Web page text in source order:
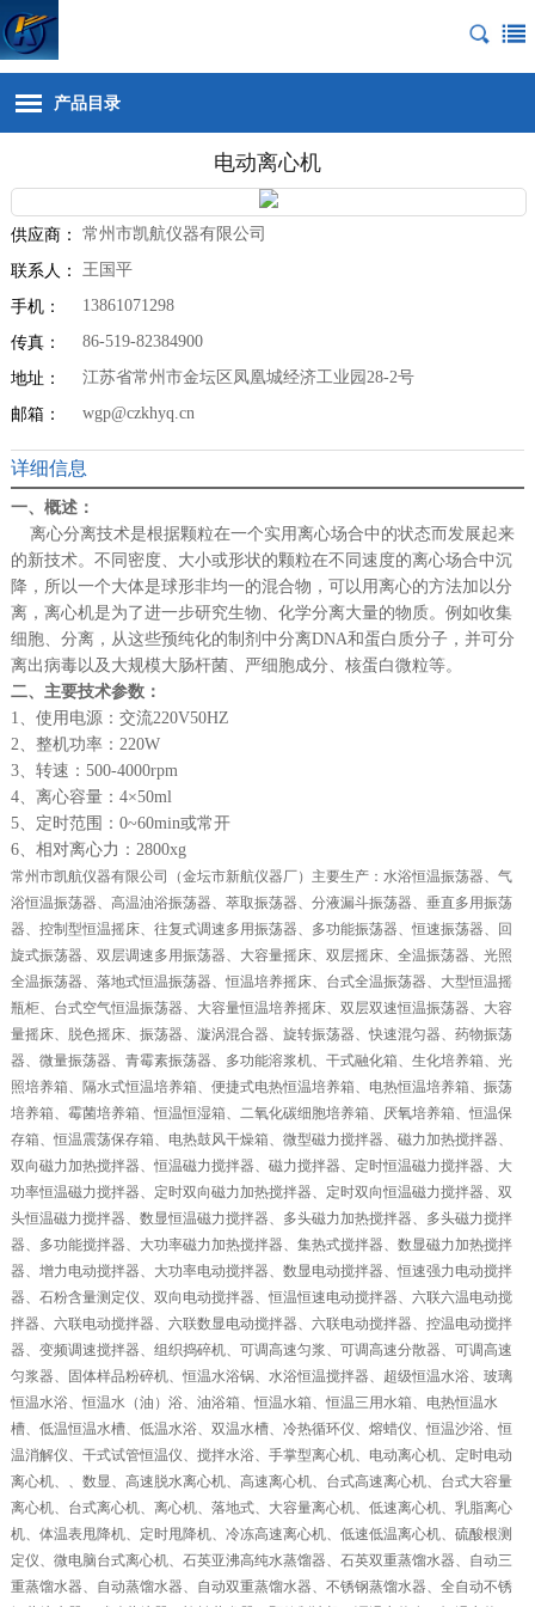
产品目录
电动离心机
供应商： 常州市凯航仪器有限公司
联系人： 王国平
手机： 13861071298
传真： 86-519-82384900
地址： 江苏省常州市金坛区凤凰城经济工业园28-2号
邮箱： wgp@czkhyq.cn
详细信息
一、概述：
离心分离技术是根据颗粒在一个实用离心场合中的状态而发展起来
的新技术。不同密度、大小或形状的颗粒在不同速度的离心场合中沉
降，所以一个大体是球形非均一的混合物，可以用离心的方法加以分
离，离心机是为了进一步研究生物、化学分离大量的物质。例如收集
细胞、分离，从这些预纯化的制剂中分离DNA和蛋白质分子，并可分
离出病毒以及大规模大肠杆菌、严细胞成分、核蛋白微粒等。
二、主要技术参数：
1、使用电源：交流220V50HZ
2、整机功率：220W
3、转速：500-4000rpm
4、离心容量：4×50ml
5、定时范围：0~60min或常开
6、相对离心力：2800xg
常州市凯航仪器有限公司（金坛市新航仪器厂）主要生产：水浴恒温振荡器、气
浴恒温振荡器、高温油浴振荡器、萃取振荡器、分液漏斗振荡器、垂直多用振荡
器、控制型恒温摇床、往复式调速多用振荡器、多功能振荡器、恒速振荡器、回
旋式振荡器、双层调速多用振荡器、大容量摇床、双层摇床、全温振荡器、光照
全温振荡器、落地式恒温振荡器、恒温培养摇床、台式全温振荡器、大型恒温摇
瓶柜、台式空气恒温振荡器、大容量恒温培养摇床、双层双速恒温振荡器、大容
量摇床、脱色摇床、振荡器、漩涡混合器、旋转振荡器、快速混匀器、药物振荡
器、微量振荡器、青霉素振荡器、多功能溶浆机、干式融化箱、生化培养箱、光
照培养箱、隔水式恒温培养箱、便捷式电热恒温培养箱、电热恒温培养箱、振荡
培养箱、霉菌培养箱、恒温恒湿箱、二氧化碳细胞培养箱、厌氧培养箱、恒温保
存箱、恒温震荡保存箱、电热鼓风干燥箱、微型磁力搅拌器、磁力加热搅拌器、
双向磁力加热搅拌器、恒温磁力搅拌器、磁力搅拌器、定时恒温磁力搅拌器、大
功率恒温磁力搅拌器、定时双向磁力加热搅拌器、定时双向恒温磁力搅拌器、双
头恒温磁力搅拌器、数显恒温磁力搅拌器、多头磁力加热搅拌器、多头磁力搅拌
器、多功能搅拌器、大功率磁力加热搅拌器、集热式搅拌器、数显磁力加热搅拌
器、增力电动搅拌器、大功率电动搅拌器、数显电动搅拌器、恒速强力电动搅拌
器、石粉含量测定仪、双向电动搅拌器、恒温恒速电动搅拌器、六联六温电动搅
拌器、六联电动搅拌器、六联数显电动搅拌器、六联电动搅拌器、控温电动搅拌
器、变频调速搅拌器、组织捣碎机、可调高速匀浆、可调高速分散器、可调高速
匀浆器、固体样品粉碎机、恒温水浴锅、水浴恒温搅拌器、超级恒温水浴、玻璃
恒温水浴、恒温水（油）浴、油浴箱、恒温水箱、恒温三用水箱、电热恒温水
槽、低温恒温水槽、低温水浴、双温水槽、冷热循环仪、熔蜡仪、恒温沙浴、恒
温消解仪、干式试管恒温仪、搅拌水浴、手掌型离心机、电动离心机、定时电动
离心机、、数显、高速脱水离心机、高速离心机、台式高速离心机、台式大容量
离心机、台式离心机、离心机、落地式、大容量离心机、低速离心机、乳脂离心
机、体温表甩降机、定时甩降机、冷冻高速离心机、低速低温离心机、硫酸根测
定仪、微电脑台式离心机、石英亚沸高纯水蒸馏器、石英双重蒸馏水器、自动三
重蒸馏水器、自动蒸馏水器、自动双重蒸馏水器、不锈钢蒸馏水器、全自动不锈